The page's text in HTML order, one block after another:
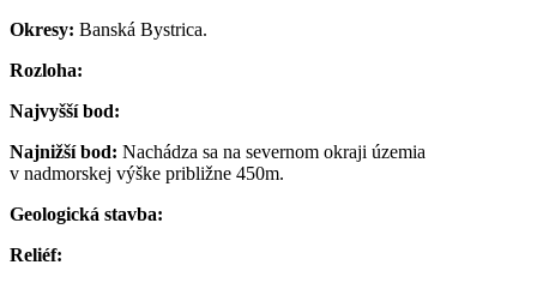
Okresy: Banská Bystrica.
Rozloha:
Najvyšší bod:
Najnižší bod: Nachádza sa na severnom okraji územia
v nadmorskej výške približne 450m.
Geologická stavba:
Reliéf: